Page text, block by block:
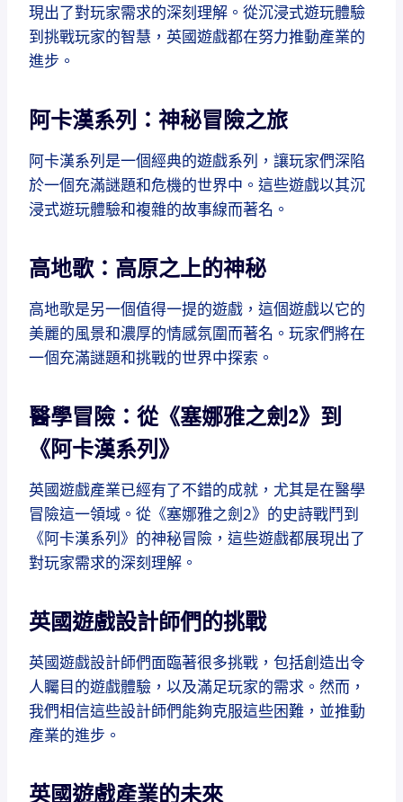
現出了對玩家需求的深刻理解。從沉浸式遊玩體驗
到挑戰玩家的智慧，英國遊戲都在努力推動產業的
進步。
阿卡漢系列：神秘冒險之旅
阿卡漢系列是一個經典的遊戲系列，讓玩家們深陷
於一個充滿謎題和危機的世界中。這些遊戲以其沉
浸式遊玩體驗和複雜的故事線而著名。
高地歌：高原之上的神秘
高地歌是另一個值得一提的遊戲，這個遊戲以它的
美麗的風景和濃厚的情感氛圍而著名。玩家們將在
一個充滿謎題和挑戰的世界中探索。
醫學冒險：從《塞娜雅之劍2》到
《阿卡漢系列》
英國遊戲產業已經有了不錯的成就，尤其是在醫學
冒險這一領域。從《塞娜雅之劍2》的史詩戰鬥到
《阿卡漢系列》的神秘冒險，這些遊戲都展現出了
對玩家需求的深刻理解。
英國遊戲設計師們的挑戰
英國遊戲設計師們面臨著很多挑戰，包括創造出令
人矚目的遊戲體驗，以及滿足玩家的需求。然而，
我們相信這些設計師們能夠克服這些困難，並推動
產業的進步。